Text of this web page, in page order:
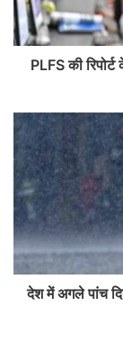
PLFS की
देश में अगले पांच